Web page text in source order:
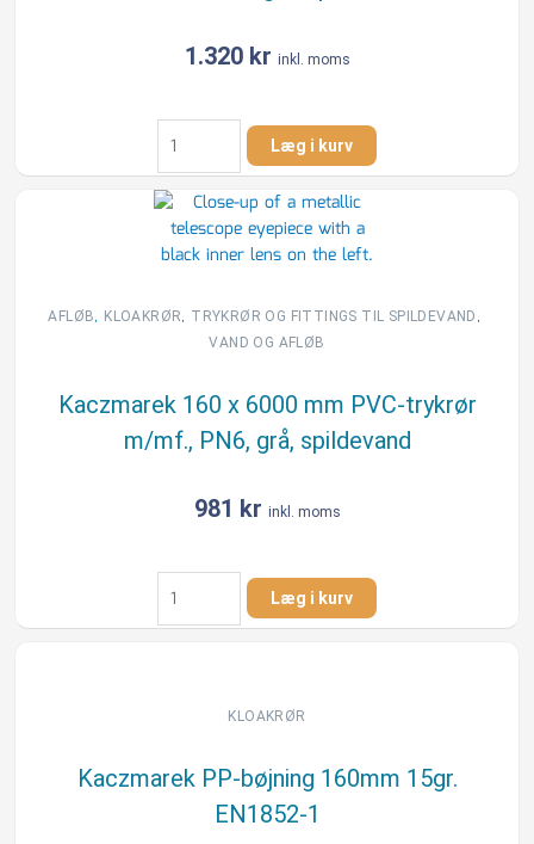
1401
antal1.320 kr inkl. moms
Kaczmarek
160
x
6000
mm
PVC-
m/mf.,
spildevand
antal
Læg i kurv
AFLØB, KLOAKRØR, TRYKRØR OG FITTINGS TIL SPILDEVAND ,
VAND OG AFLØB
Kaczmarek 160 x 6000 mm PVC-trykrør
m/mf., PN6, grå, spildevand
981 kr inkl. moms
Kaczmarek
160
x
m/mf.,
PN6,
Læg i kurv
KLOAKRØR
Kaczmarek PP-bøjning 160mm 15gr.
EN1852-1